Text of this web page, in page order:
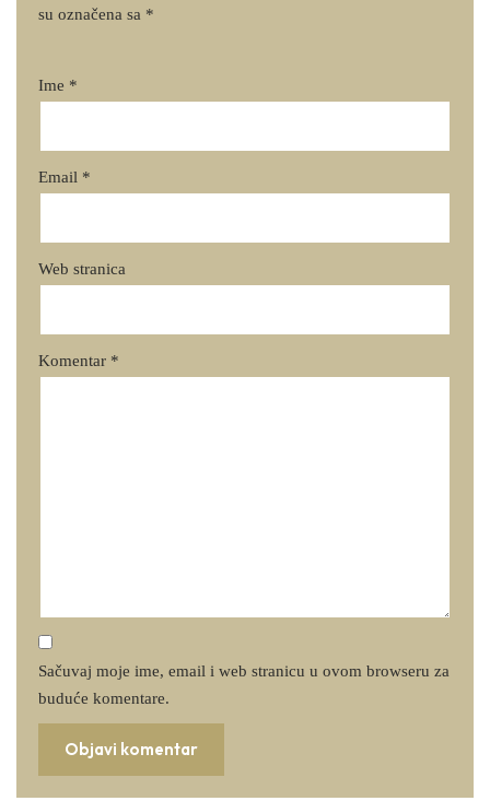
su označena sa *
Ime *
Email *
Web stranica
Komentar *
Sačuvaj moje ime, email i web stranicu u ovom browseru za
buduće komentare.